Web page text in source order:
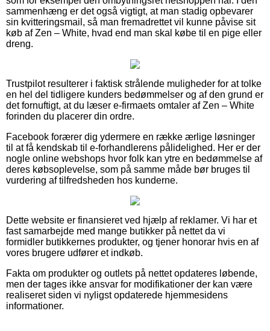
sammenhæng er det også vigtigt, at man stadig opbevarer
sin kvitteringsmail, så man fremadrettet vil kunne påvise sit
køb af Zen – White, hvad end man skal købe til en pige eller
dreng.
Trustpilot resulterer i faktisk strålende muligheder for at tolke
en hel del tidligere kunders bedømmelser og af den grund er
det fornuftigt, at du læser e-firmaets omtaler af Zen – White
forinden du placerer din ordre.
Facebook forærer dig ydermere en række ærlige løsninger
til at få kendskab til e-forhandlerens pålidelighed. Her er der
nogle online webshops hvor folk kan ytre en bedømmelse af
deres købsoplevelse, som på samme måde bør bruges til
vurdering af tilfredsheden hos kunderne.
Dette website er finansieret ved hjælp af reklamer. Vi har et
fast samarbejde med mange butikker på nettet da vi
formidler butikkernes produkter, og tjener honorar hvis en af
vores brugere udfører et indkøb.
Fakta om produkter og outlets på nettet opdateres løbende,
men der tages ikke ansvar for modifikationer der kan være
realiseret siden vi nyligst opdaterede hjemmesidens
informationer.